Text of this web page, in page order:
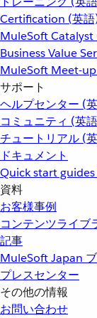
Certification (英語
MuleSoft Catalyst
Business Value
MuleSoft Meet-
サポート
ヘルプセンター (
コミュニティ (英
チュートリアル (
ドキュメント
Quick start guides
資料
お客様事例
コンテンツライブ
記事
MuleSoft Japan
プレスセンター
その他の情報
お問い合わせ